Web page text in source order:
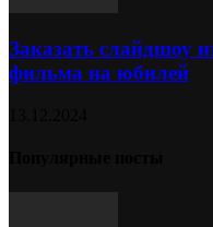
Заказать слайдшоу
фильма на юбилей